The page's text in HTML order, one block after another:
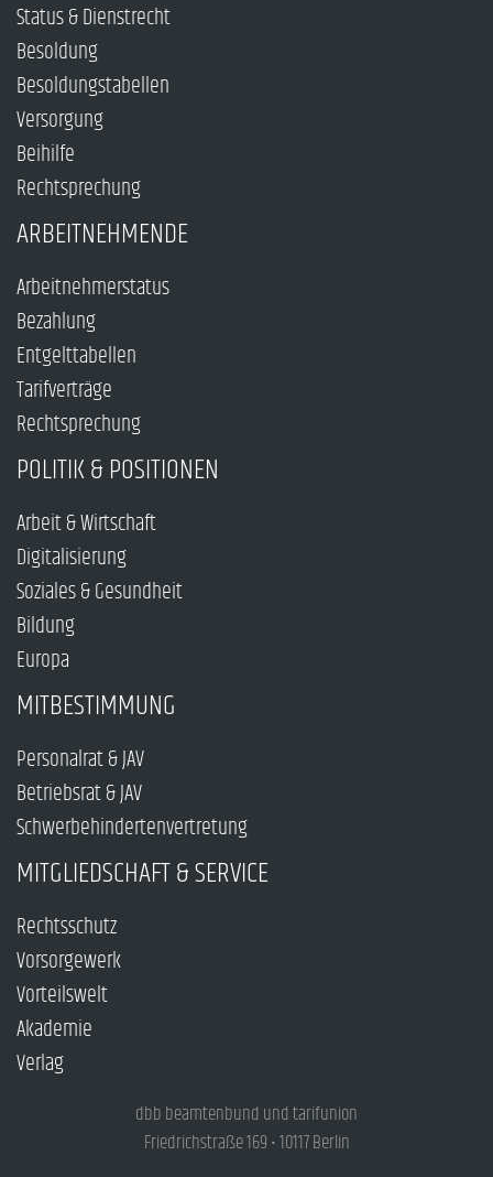
Status & Dienstrecht
Besoldung
Besoldungstabellen
Versorgung
Beihilfe
Rechtsprechung
ARBEITNEHMENDE
Arbeitnehmerstatus
Bezahlung
Entgelttabellen
Tarifverträge
Rechtsprechung
POLITIK & POSITIONEN
Arbeit & Wirtschaft
Digitalisierung
Soziales & Gesundheit
Bildung
Europa
MITBESTIMMUNG
Personalrat & JAV
Betriebsrat & JAV
Schwerbehindertenvertretung
MITGLIEDSCHAFT & SERVICE
Rechtsschutz
Vorsorgewerk
Vorteilswelt
Akademie
Verlag
dbb beamtenbund und tarifunion
Friedrichstraße 169 • 10117 Berlin